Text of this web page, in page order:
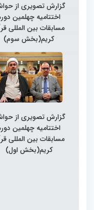
گزارش تصویری از
اختتامیه چهلمین
مسابقات بین المللی
کریم(بخش سوم)
گزارش تصویری از
اختتامیه چهلمین
مسابقات بین المللی
کریم(بخش اول)